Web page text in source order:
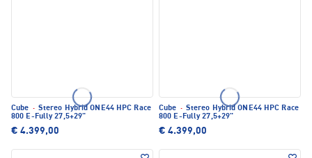
Cube · Stereo Hybrid ONE44 HPC Race
800 E-Fully 27,5+29"
€ 4.399,00
Cube · Stereo Hybrid ONE44 HPC Race
800 E-Fully 27,5+29"
€ 4.399,00